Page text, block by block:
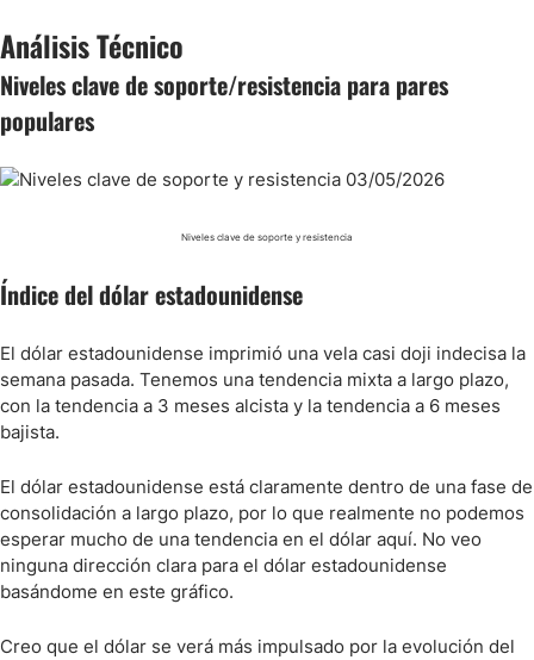
Análisis Técnico
Niveles clave de soporte/resistencia para pares
populares
Niveles clave de soporte y resistencia
Índice del dólar estadounidense
El dólar estadounidense imprimió una vela casi doji indecisa la
semana pasada. Tenemos una tendencia mixta a largo plazo,
con la tendencia a 3 meses alcista y la tendencia a 6 meses
bajista.
El dólar estadounidense está claramente dentro de una fase de
consolidación a largo plazo, por lo que realmente no podemos
esperar mucho de una tendencia en el dólar aquí. No veo
ninguna dirección clara para el dólar estadounidense
basándome en este gráfico.
Creo que el dólar se verá más impulsado por la evolución del